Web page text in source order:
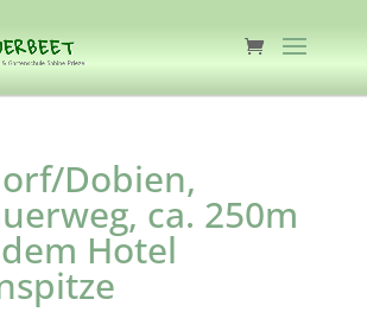
Dobien,
ca. 250m
Hotel